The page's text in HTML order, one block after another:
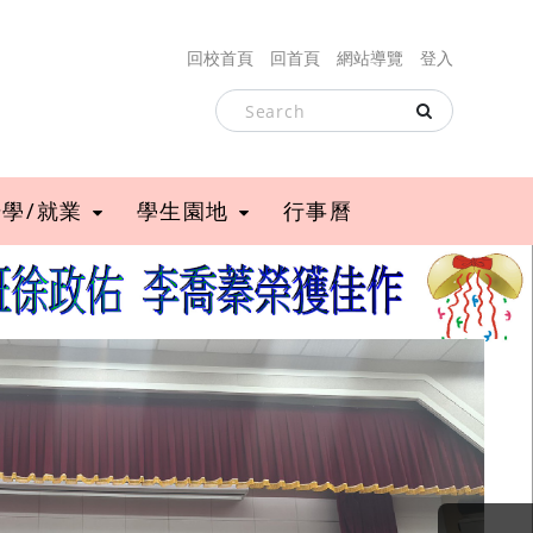
回校首頁 回首頁 網站導覽 登入
/就業 學生園地 行事曆